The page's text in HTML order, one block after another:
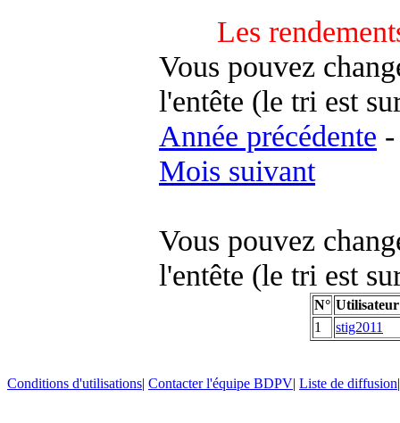
Les
Vous pouvez
l'entête (le tri est
Année précédente -
Mois suivant
Vous pouvez
l'entête (le tri est
N° Utilisateur
1
stig2011
Conditions d'utilisations| Contacter l'équipe BDPV| Liste de diffusion